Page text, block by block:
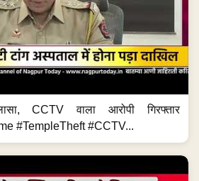
CCTV वाला आरोपी गिरफ्तार
#TempleTheft #CCTV...